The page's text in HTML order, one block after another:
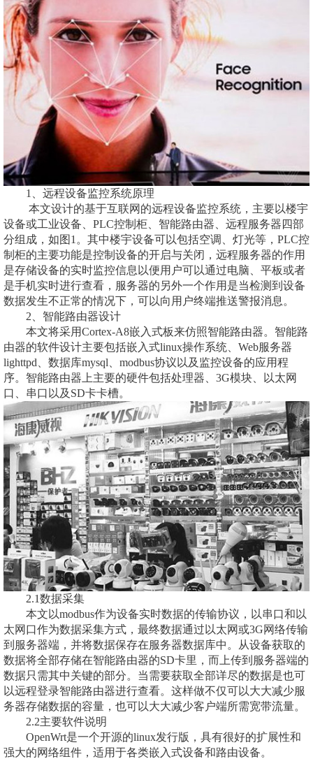
1、远程设备监控系统原理
本文设计的基于互联网的远程设备监控系统，主要以楼宇
设备或工业设备、PLC控制柜、智能路由器、远程服务器四部
分组成，如图1。其中楼宇设备可以包括空调、灯光等，PLC控
制柜的主要功能是控制设备的开启与关闭，远程服务器的作用
是存储设备的实时监控信息以便用户可以通过电脑、平板或者
是手机实时进行查看，服务器的另外一个作用是当检测到设备
数据发生不正常的情况下，可以向用户终端推送警报消息。
2、智能路由器设计
本文将采用Cortex-A8嵌入式板来仿照智能路由器。智能路
由器的软件设计主要包括嵌入式linux操作系统、Web服务器
lighttpd、数据库mysql、modbus协议以及监控设备的应用程
序。智能路由器上主要的硬件包括处理器、3G模块、以太网
口、串口以及SD卡卡槽。
2.1数据采集
本文以modbus作为设备实时数据的传输协议，以串口和以
太网口作为数据采集方式，最终数据通过以太网或3G网络传输
到服务器端，并将数据保存在服务器数据库中。从设备获取的
数据将全部存储在智能路由器的SD卡里，而上传到服务器端的
数据只需其中关键的部分。当需要获取全部详尽的数据是也可
以远程登录智能路由器进行查看。这样做不仅可以大大减少服
务器存储数据的容量，也可以大大减少客户端所需宽带流量。
2.2主要软件说明
OpenWrt是一个开源的linux发行版，具有很好的扩展性和
强大的网络组件，适用于各类嵌入式设备和路由设备。